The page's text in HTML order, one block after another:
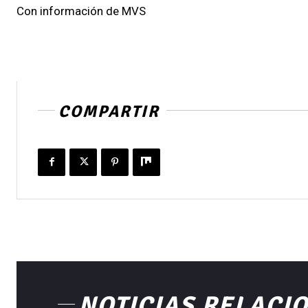
Con información de MVS
COMPARTIR